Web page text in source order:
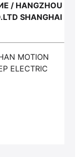
/ HANGZHOU
SHANGHAI
MOTION
ELECTRIC